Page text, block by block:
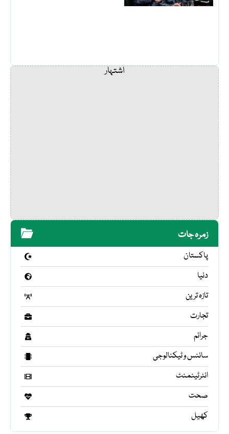
اشتہار
زمرہ جات
پاکستان
دنیا
تازہ ترین
تجارت
جرائم
سائنس و ٹیکنالوجی
انٹرٹینمنٹ
صحت
کھیل